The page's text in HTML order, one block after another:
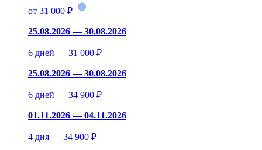
от 31 000 ₽
25.08.2026 — 30.08.2026
6 дней — 31 000 ₽
25.08.2026 — 30.08.2026
6 дней — 34 900 ₽
01.11.2026 — 04.11.2026
4 дня — 34 900 ₽